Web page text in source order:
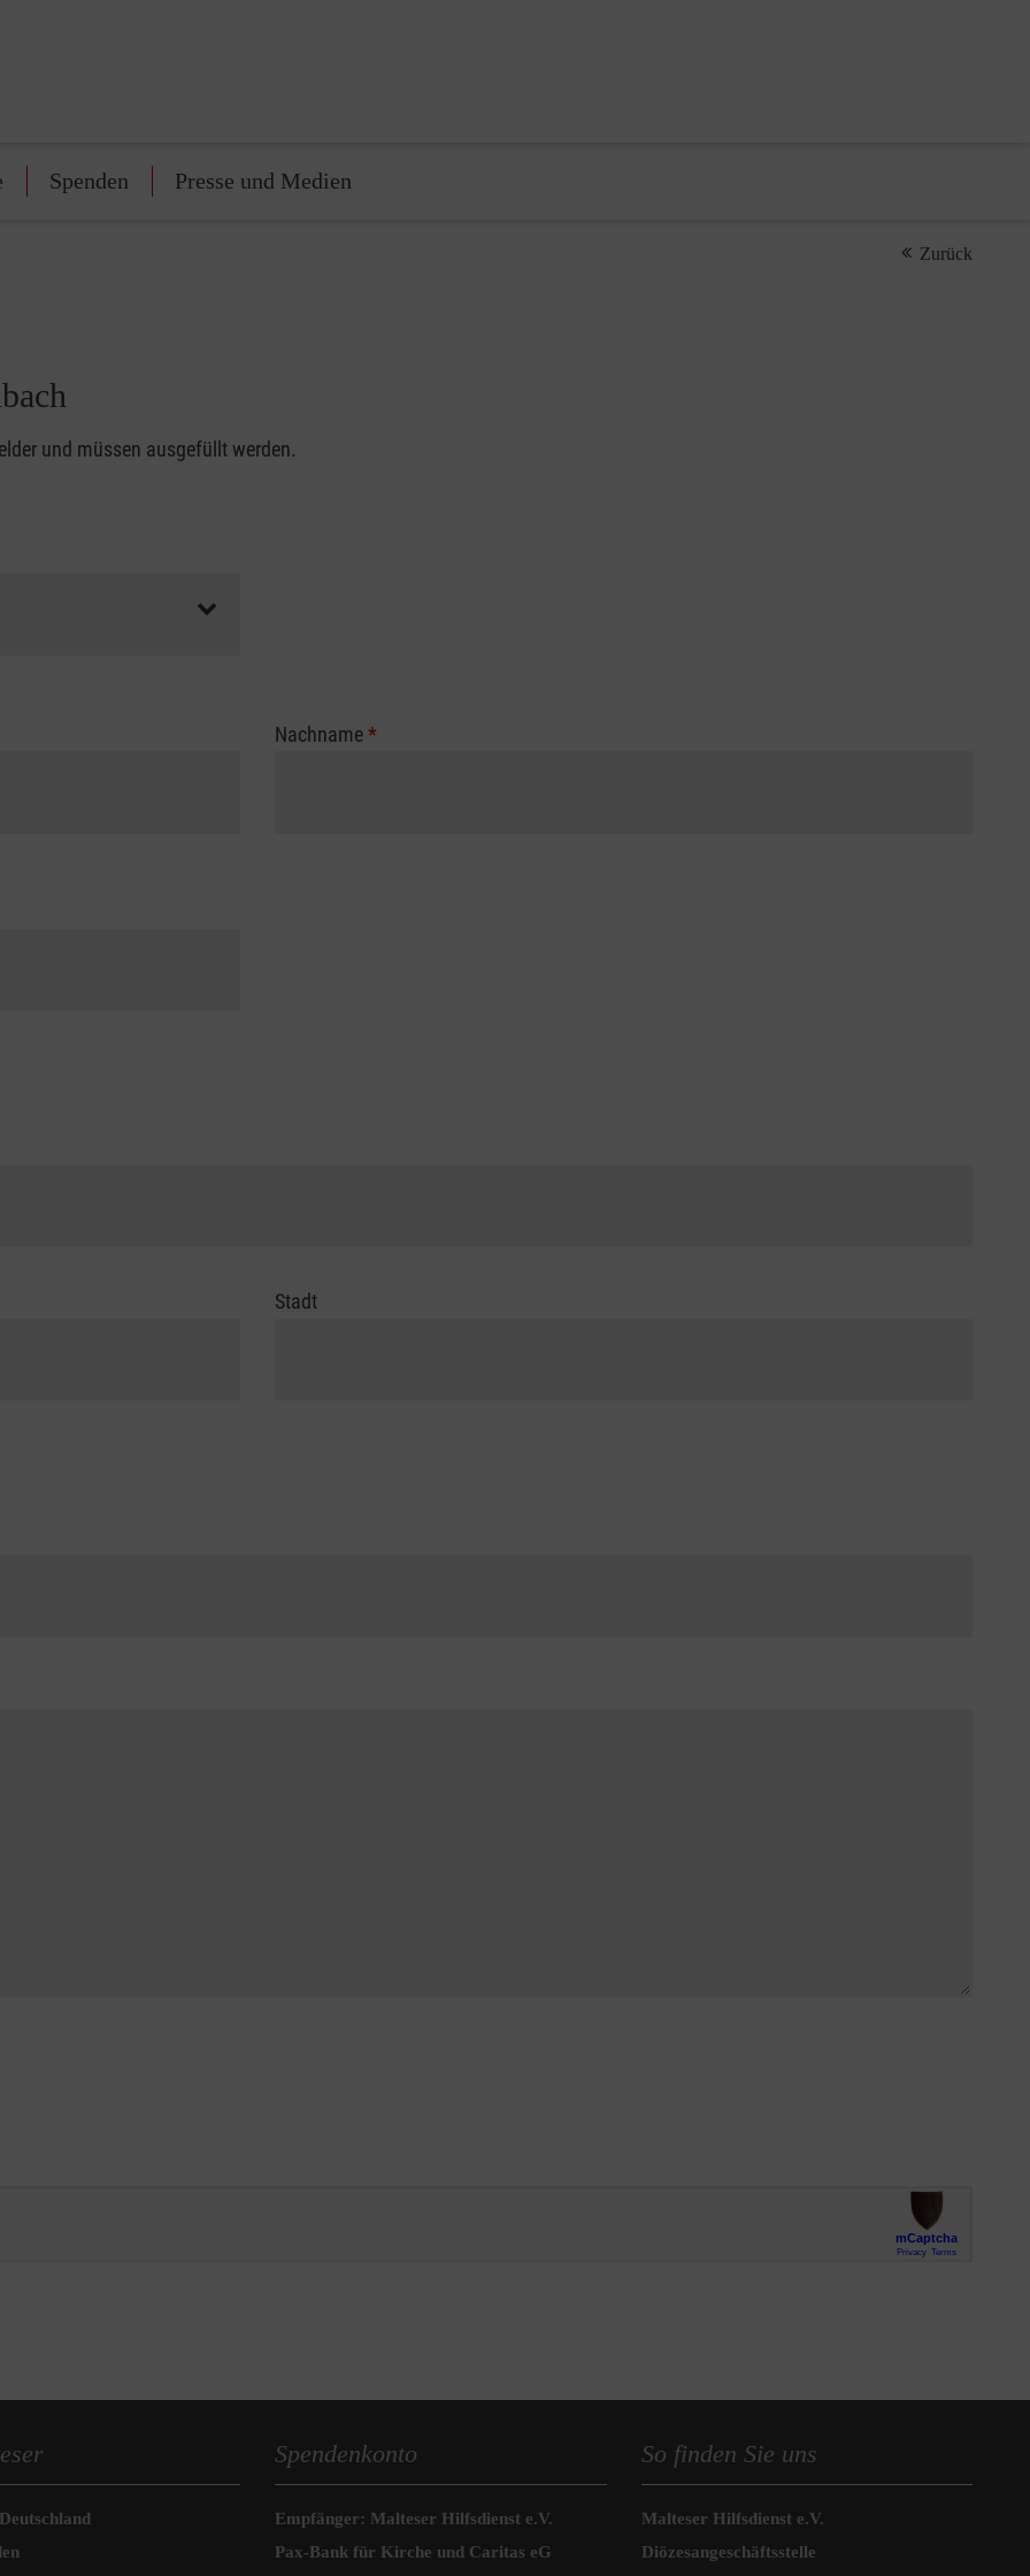
Spenden Presse und Medien
Zurück
und müssen ausgefüllt werden.
Nachname*
Stadt
Spendenkonto
Empfänger: Malteser Hilfsdienst e.V.
Pax-Bank für Kirche und Caritas eG
So finden Sie uns
Malteser Hilfsdienst e.V.
Diözesangeschäftsstelle